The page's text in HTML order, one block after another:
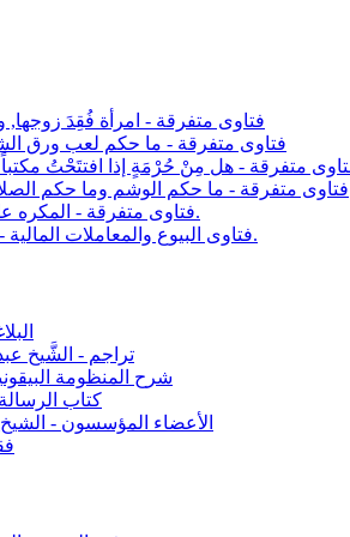
فتاوى متفرقة - امرأة فُقِدَ زوجها,
فتاوى متفرقة - ما حكم لعب ورق
متفرقة - هل مِنْ حُرْمَةٍ إذا افتتَحْتُ مكتباً
فتاوى متفرقة - ما حكم الوشم وما حكم
فتاوى متفرقة - المكره على تعذيب الأبرياء.
فتاوى البيوع والمعاملات المالية - ملكية ابار النفط.
تراجم - الشَّيخ
شرح المنظومة
كتاب
الأعضاء المؤسسون - الشيخ